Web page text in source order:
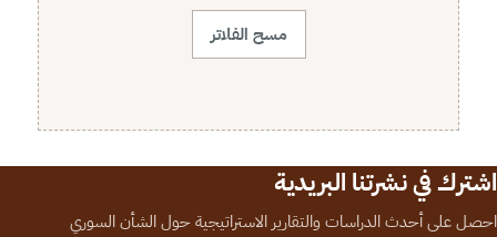
مسح الفلاتر
اشترك في نشرتنا البريدية
احصل على أحدث الدراسات والتقارير الاستراتيجية حول الشأن السوري